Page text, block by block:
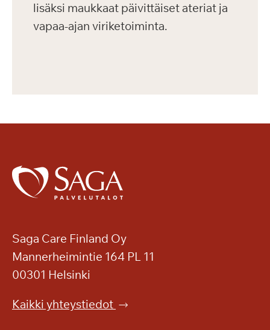
lisäksi maukkaat päivittäiset ateriat ja
vapaa-ajan viriketoiminta.
Saga Care Finland Oy
Mannerheimintie 164 PL 11
00301 Helsinki
Kaikki yhteystiedot